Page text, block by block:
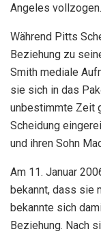
Angeles vollzogen.
Während Pitts
Beziehung zu
Smith mediale
sie sich in das
unbestimmte Zeit
Scheidung
und ihren Sohn
Am 11. Januar
bekannt, dass sie
bekannte sich
Beziehung. Nach